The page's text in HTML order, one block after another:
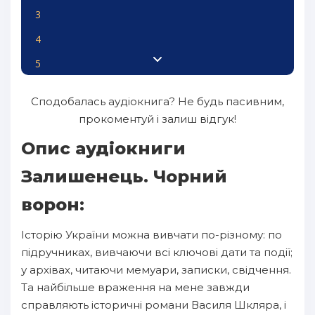
3
4
5
Сподобалась аудіокнига? Не будь пасивним,
прокоментуй і залиш відгук!
Опис аудіокниги
Залишенець. Чорний
ворон:
Історію України можна вивчати по-різному: по
підручниках, вивчаючи всі ключові дати та події;
у архівах, читаючи мемуари, записки, свідчення.
Та найбільше враження на мене завжди
справляють історичні романи Василя Шкляра, і